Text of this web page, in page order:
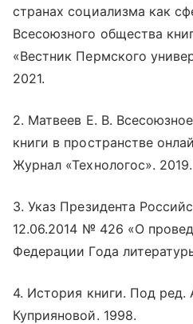
странах социализма как
Всесоюзного общества
«Вестник Пермского
2021.
2. Матвеев Е. В.
книги в пространстве
Журнал «Технологос». 2019.
3. Указ Президента
12.06.2014 № 426 «О
Федерации Года
4. История книги. Под ред.
Куприяновой. 1998.